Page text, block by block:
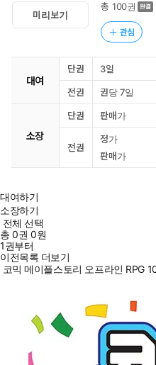
미리보기
총 100권
관심
대여
단권 3일
전권 권당 7일
소장
단권 판매가
전권
정가
판매가
대여하기
소장하기
전체 선택
총0권 0원
1권부터
이전목록 더보기
코믹 메이플스토리 오프라인 RPG